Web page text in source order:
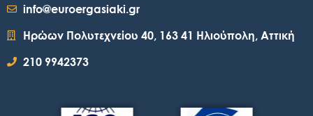
info@euroergasiaki.gr
Ηρώων Πολυτεχνείου 40, 163 41 Ηλιούπολη, Αττική
210 9942373